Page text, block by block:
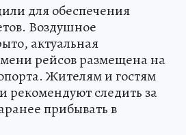
для обеспечения
Воздушное
актуальная
рейсов размещена на
Жителям и гостям
рекомендуют следить за
прибывать в